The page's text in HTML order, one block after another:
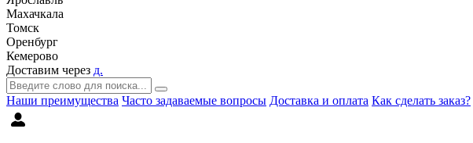
Махачкала
Томск
Оренбург
Кемерово
Доставим через д.
Наши преимущества Часто задаваемые вопросы Доставка и оплата Как сделать заказ?